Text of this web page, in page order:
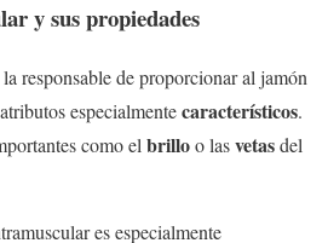
y sus propiedades
responsable de proporcionar al jamón
especialmentecaracterísticos.
como el brilloo lasvetasdel
es especialmente